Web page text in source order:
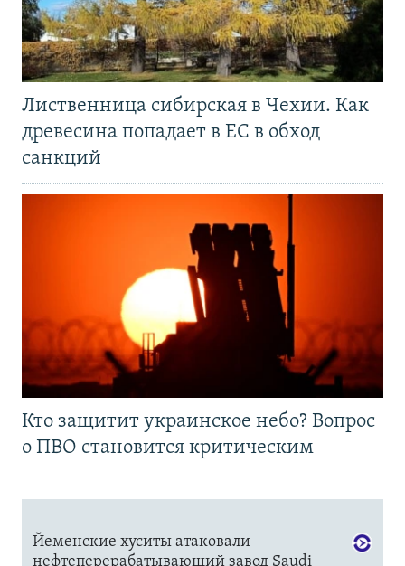
Лиственница сибирская в Чехии. Как
древесина попадает в ЕС в обход
санкций
Кто защитит украинское небо? Вопрос
о ПВО становится критическим